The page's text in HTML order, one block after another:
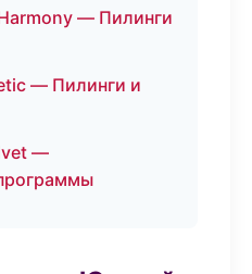
— Пилинги
— Пилинги и
—